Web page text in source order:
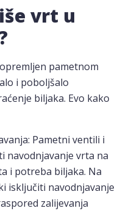
vrt u
pametnom
i poboljšalo
biljaka. Evo kako
Pametni ventili i
vrta na
i potreba biljaka. Na
isključiti navodnjavanje
zalijevanja